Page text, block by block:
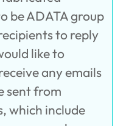
be ADATA group
to reply
like to
any emails
sent from
which include